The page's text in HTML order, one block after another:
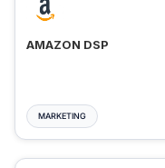
AMAZON DSP
MARKETING